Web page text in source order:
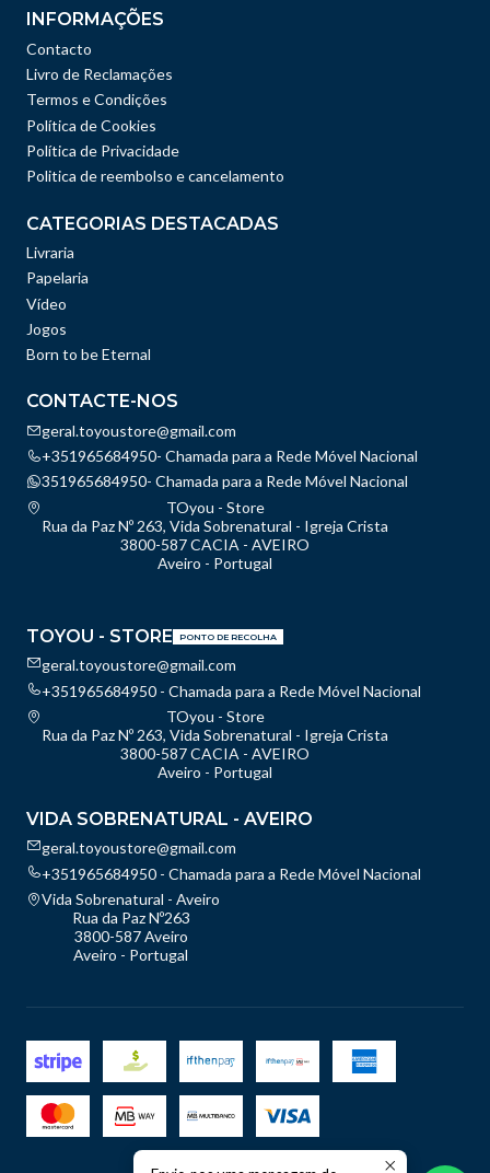
INFORMAÇÕES
Contacto
Livro de Reclamações
Termos e Condições
Política de Cookies
Política de Privacidade
Politica de reembolso e cancelamento
CATEGORIAS DESTACADAS
Livraria
Papelaria
Vídeo
Jogos
Born to be Eternal
CONTACTE-NOS
geral.toyoustore@gmail.com
+351965684950- Chamada para a Rede Móvel Nacional
351965684950- Chamada para a Rede Móvel Nacional
TOyou - Store
Rua da Paz Nº 263, Vida Sobrenatural - Igreja Crista
3800-587 CACIA - AVEIRO
Aveiro - Portugal
TOYOU - STORE PONTO DE RECOLHA
geral.toyoustore@gmail.com
+351965684950 - Chamada para a Rede Móvel Nacional
TOyou - Store
Rua da Paz Nº 263, Vida Sobrenatural - Igreja Crista
3800-587 CACIA - AVEIRO
Aveiro - Portugal
VIDA SOBRENATURAL - AVEIRO
geral.toyoustore@gmail.com
+351965684950 - Chamada para a Rede Móvel Nacional
Vida Sobrenatural - Aveiro
Rua da Paz Nº263
3800-587 Aveiro
Aveiro - Portugal